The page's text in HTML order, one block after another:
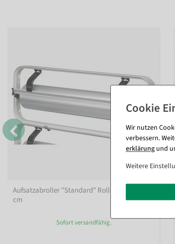
Aufsatzabroller "Standard" Rollenbreite 75
cm
Sofort versandfähig.
Wir nutzen
verbessern.
erklärung und
Weitere